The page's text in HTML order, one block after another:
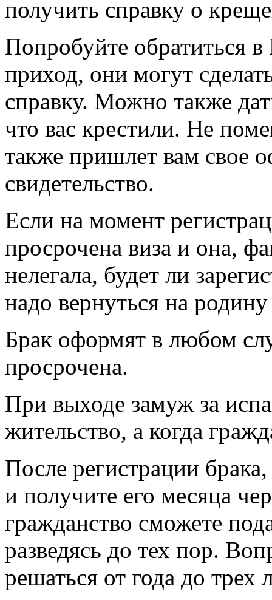
получить справку о
Попробуйте обратиться
приход, они могут
справку. Можно также
что вас крестили. Не
также пришлет вам свое
свидетельство.
Если на момент
просрочена виза и она,
нелегала, будет ли
надо вернуться на
Брак оформят в любом
просрочена.
При выходе замуж за
жительство, а когда
После регистрации
и получите его месяца
гражданство сможете
разведясь до тех пор.
решаться от года до трех